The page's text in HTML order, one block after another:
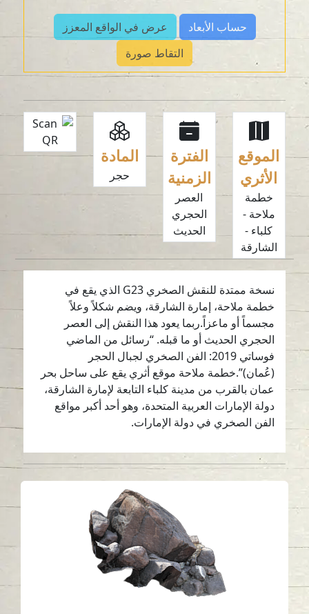
حساب الأبعاد
عرض في الواقع المعزز
التقاط صورة
الموقع
الأثري
خطمة
ملاحة -
كلباء -
الشارقة
الفترة
الزمنية
العصر
الحجري
الحديث
المادة
حجر
نسخة ممتدة للنقش الصخري G23 الذي يقع في
خطمة ملاحة، إمارة الشارقة، ويضم شكلاً وعلاً
مجسماً أو ماعزاً.ربما يعود هذا النقش إلى العصر
الحجري الحديث أو ما قبله. “رسائل من الماضي
فوساتي 2019: الفن الصخري لجبال الحجر
(عُمان)”.خطمة ملاحة موقع أثري يقع على ساحل بحر
عمان بالقرب من مدينة كلباء التابعة لإمارة الشارقة،
دولة الإمارات العربية المتحدة، وهو أحد أكبر مواقع
الفن الصخري في دولة الإمارات.